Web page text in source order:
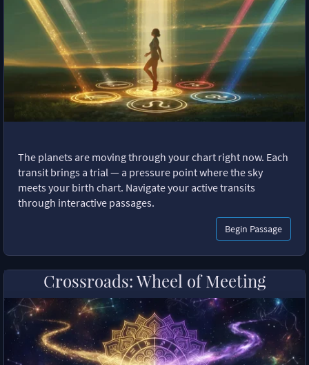
The planets are moving through your chart right now. Each
transit brings a trial — a pressure point where the sky
meets your birth chart. Navigate your active transits
through interactive passages.
Begin Passage
Crossroads: Wheel of Meeting